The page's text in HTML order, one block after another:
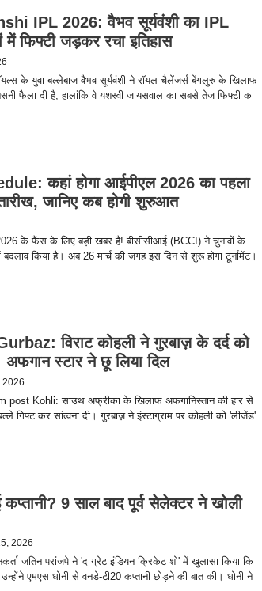
IPL 2026: वैभव सूर्यवंशी का IPL
फिफ्टी जड़कर रचा इतिहास
के युवा बल्लेबाज वैभव सूर्यवंशी ने रॉयल चैलेंजर्स बेंगलुरु के खिलाफ
फैला दी है, हालांकि वे यशस्वी जायसवाल का सबसे तेज फिफ्टी का
कहां होगा आईपीएल 2026 का पहला
जानिए कब होगी शुरुआत
के फैंस के लिए बड़ी खबर है! बीसीसीआई (BCCI) ने चुनावों के
किया है। अब 26 मार्च की जगह इस दिन से शुरू होगा टूर्नामेंट।
विराट कोहली ने गुरबाज़ के दर्द को
स्टार ने छू लिया दिल
2026
post Kohli: साउथ अफ्रीका के खिलाफ अफगानिस्तान की हार से
गिफ्ट कर सांत्वना दी। गुरबाज़ ने इंस्टाग्राम पर कोहली को 'लीजेंड'
9 साल बाद पूर्व सेलेक्टर ने खोली
2026
जतिन परांजपे ने 'द ग्रेट इंडियन क्रिकेट शो' में खुलासा किया कि
एमएस धोनी से वनडे-टी20 कप्तानी छोड़ने की बात की। धोनी ने